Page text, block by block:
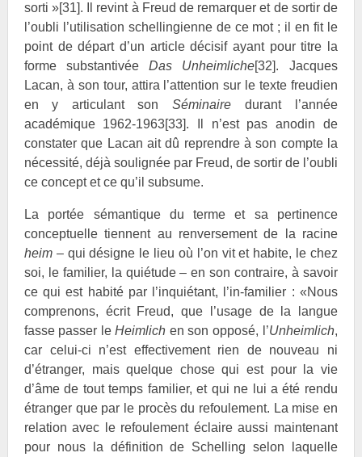
sorti »[31]. Il revint à Freud de remarquer et de sortir de
l’oubli l’utilisation schellingienne de ce mot ; il en fit le
point de départ d’un article décisif ayant pour titre la
forme substantivée Das Unheimliche[32]. Jacques
Lacan, à son tour, attira l’attention sur le texte freudien
en y articulant son Séminairedurant l’année
académique 1962-1963[33]. Il n’est pas anodin de
constater que Lacan ait dû reprendre à son compte la
nécessité, déjà soulignée par Freud, de sortir de l’oubli
ce concept et ce qu’il subsume.
La portée sémantique du terme et sa pertinence
conceptuelle tiennent au renversement de la racine
heim– qui désigne le lieu où l’on vit et habite, le chez
soi, le familier, la quiétude – en son contraire, à savoir
ce qui est habité par l’inquiétant, l’in-familier : «Nous
comprenons, écrit Freud, que l’usage de la langue
fasse passer le Heimlichen son opposé, l’Unheimlich,
car celui-ci n’est effectivement rien de nouveau ni
d’étranger, mais quelque chose qui est pour la vie
d’âme de tout temps familier, et qui ne lui a été rendu
étranger que par le procès du refoulement. La mise en
relation avec le refoulement éclaire aussi maintenant
pour nous la définition de Schelling selon laquelle